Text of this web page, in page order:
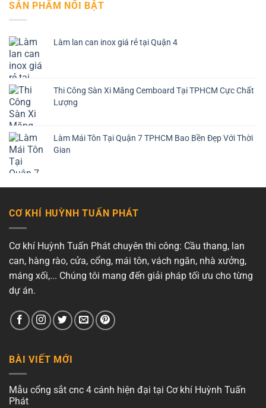
SẢN PHẨM NỔI BẬT
Làm lan can inox giá rẻ tại Quận 4
Thi Công Sàn Xi Măng Cemboard Tại TPHCM Cực Chất
Lượng
Làm Mái Tôn Tại Quận 7 TPHCM Bao Bền Đẹp Với Thời
Gian
CƠ KHÍ HUỲNH TUẤN PHÁT
Cơ khí Huỳnh Tuấn Phát chuyên thi công: Cầu thang, lan
can, hàng rào, cửa, cổng, mái tôn, vách ngăn, nhà xưởng,
máng xối,... Chúng tôi mang đến giải pháp tối ưu cho từng
dự án.
BÀI VIẾT MỚI
Mẫu cổng sắt cnc 4 cánh hiện đại tại Cơ khí Huỳnh Tuấn
Phát